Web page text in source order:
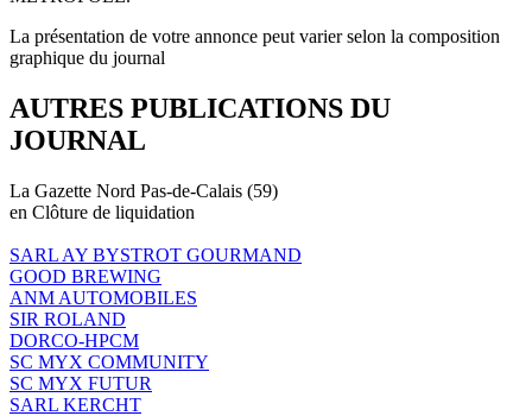
La présentation de votre annonce peut varier selon la composition
graphique du journal
AUTRES PUBLICATIONS DU
JOURNAL
La Gazette Nord Pas-de-Calais (59)
en Clôture de liquidation
SARL AY BYSTROT GOURMAND
GOOD BREWING
ANM AUTOMOBILES
SIR ROLAND
DORCO-HPCM
SC MYX COMMUNITY
SC MYX FUTUR
SARL KERCHT